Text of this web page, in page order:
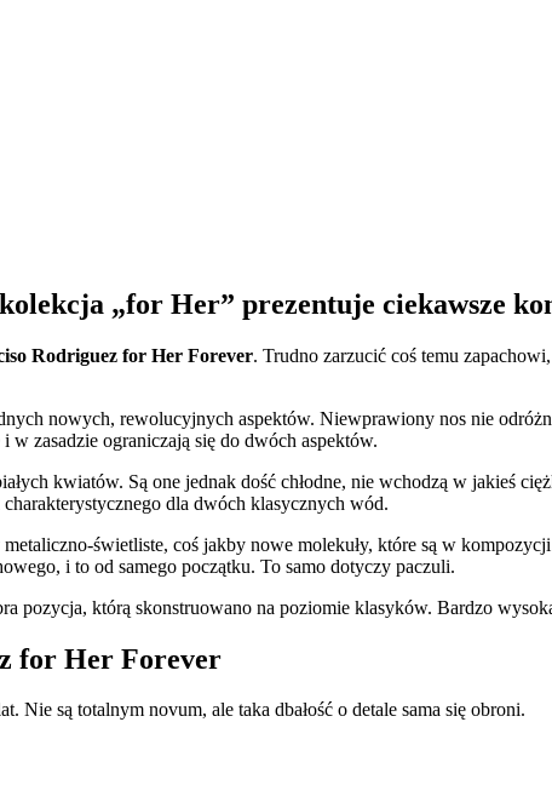
„for Her” prezentuje ciekawsze
Rodriguez for Her Forever. Trudno zarzucić coś temu
nowych, rewolucyjnych aspektów. Niewprawiony nos nie
w zasadzie ograniczają się do dwóch aspektów.
kwiatów. Są one jednak dość chłodne, nie wchodzą w jakieś
dla dwóch klasycznych wód.
świetliste, coś jakby nowe molekuły, które są w
i to od samego początku. To samo dotyczy paczuli.
pozycja, którą skonstruowano na poziomie klasyków. Bardzo
for Her Forever
są totalnym novum, ale taka dbałość o detale sama się obroni.